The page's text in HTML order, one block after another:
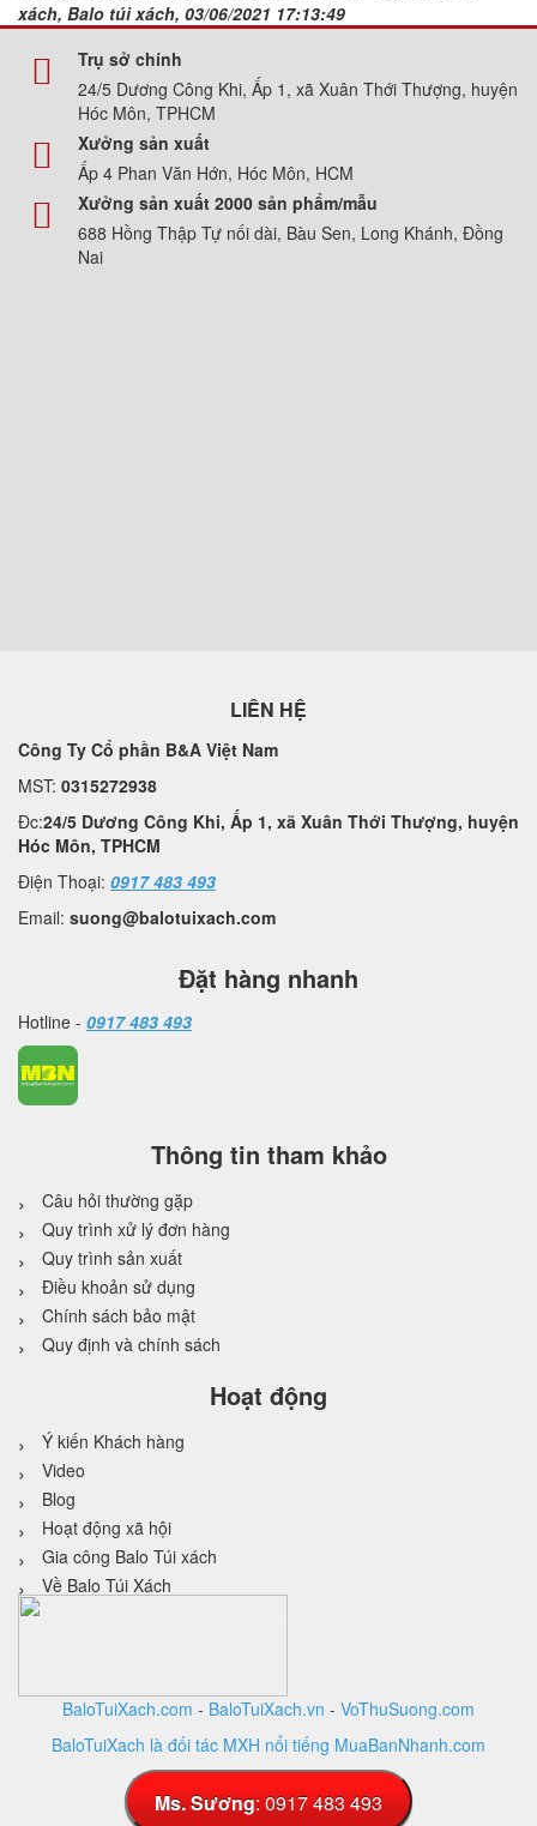
xách, Balo túi xách, 03/06/2021 17:13:49
Trụ sở chính
24/5 Dương Công Khi, Ấp 1, xã Xuân Thới Thượng, huyện
Hóc Môn, TPHCM
Xưởng sản xuất
Ấp 4 Phan Văn Hớn, Hóc Môn, HCM
Xưởng sản xuất 2000 sản phẩm/mẫu
688 Hồng Thập Tự nối dài, Bàu Sen, Long Khánh, Đồng
Nai
LIÊN HỆ
Công Ty Cổ phần B&A Việt Nam
MST: 0315272938
Đc:24/5 Dương Công Khi, Ấp 1, xã Xuân Thới Thượng, huyện
Hóc Môn, TPHCM
Điện Thoại: 0917 483 493
Email: suong@balotuixach.com
Đặt hàng nhanh
Hotline - 0917 483 493
Thông tin tham khảo
Câu hỏi thường gặp
Quy trình xử lý đơn hàng
Quy trình sản xuất
Điều khoản sử dụng
Chính sách bảo mật
Quy định và chính sách
Hoạt động
Ý kiến Khách hàng
Video
Blog
Hoạt động xã hội
Gia công Balo Túi xách
Về Balo Túi Xách
BaloTuiXach.com - BaloTuiXach.vn - VoThuSuong.com
BaloTuiXach là đối tác MXH nổi tiếng MuaBanNhanh.com
Thiết kế website
DESIGN
Ms. Sương: 0917 483 493